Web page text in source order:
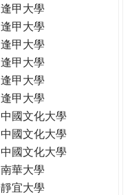
逢甲大學
逢甲大學
逢甲大學
逢甲大學
逢甲大學
逢甲大學
中國文化大學
中國文化大學
中國文化大學
南華大學
靜宜大學